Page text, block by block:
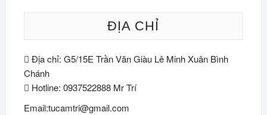
ĐỊA CHỈ
Địa chỉ: G5/15E Trần Văn Giàu Lê Minh Xuân Bình
Chánh
Hotline: 0937522888 Mr Trí
Email:tucamtri@gmail.com